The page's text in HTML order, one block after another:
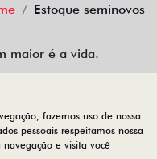
Estoque seminovos
maior é a vida.
fazemos uso de nossa
pessoais respeitamos nossa
e visita você